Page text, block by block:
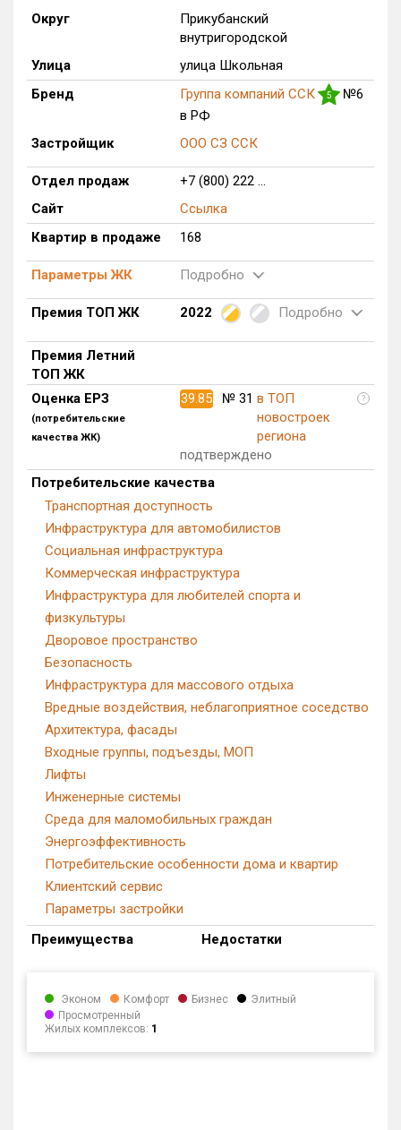
Только новые
Оценка ЕРЗ ЖК
от до
Рейтинг ЕРЗ
Найдено:
Жилых комплексов
Блокированных домов
0 из 646
Домов с апартаментами
0 из 172
Поселков таунхаусов
Многоквартирных домов
0 из 1
Блокированных домов
0 из 500
Квартир, апартаментов,
Округ
Прикубанский
внутригородской
Улица
улица Школьная
Бренд
Группа компаний ССК 5
№6
в РФ
Застройщик
ООО СЗ ССК
Отдел продаж
+7 (800) 222 ...
Сайт
Ссылка
Квартир в продаже
168
Параметры ЖК Подробно
Премия ТОП ЖК 2022 Подробно
Премия Летний
ТОП ЖК
Оценка ЕРЗ
(потребительские
качества ЖК)
39.85 № 31 в ТОП
новостроек
региона
?
подтверждено
Потребительские качества
Транспортная доступность
Инфраструктура для автомобилистов
Социальная инфраструктура
Коммерческая инфраструктура
Инфраструктура для любителей спорта и
физкультуры
Дворовое пространство
Безопасность
Инфраструктура для массового отдыха
Вредные воздействия, неблагоприятное соседство
Архитектура, фасады
Входные группы, подъезды, МОП
Лифты
Инженерные системы
Среда для маломобильных граждан
Энергоэффективность
Потребительские особенности дома и квартир
Клиентский сервис
Параметры застройки
Преимущества
Недостатки
Эконом Комфорт Бизнес
Элитный
Просмотренный
Жилых комплексов: 1